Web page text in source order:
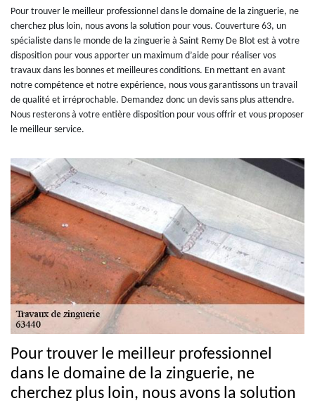
Pour trouver le meilleur professionnel dans le domaine de la zinguerie, ne
cherchez plus loin, nous avons la solution pour vous. Couverture 63, un
spécialiste dans le monde de la zinguerie à Saint Remy De Blot est à votre
disposition pour vous apporter un maximum d’aide pour réaliser vos
travaux dans les bonnes et meilleures conditions. En mettant en avant
notre compétence et notre expérience, nous vous garantissons un travail
de qualité et irréprochable. Demandez donc un devis sans plus attendre.
Nous resterons à votre entière disposition pour vous offrir et vous proposer
le meilleur service.
Pour trouver le meilleur professionnel
dans le domaine de la zinguerie, ne
cherchez plus loin, nous avons la solution